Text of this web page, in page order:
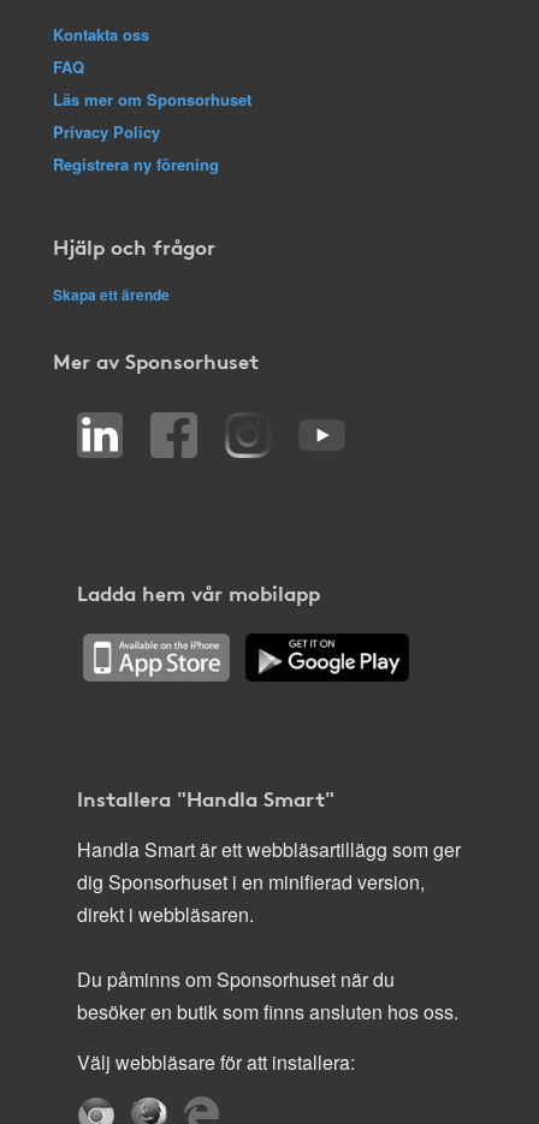
Kontakta oss
FAQ
Läs mer om Sponsorhuset
Privacy Policy
Registrera ny förening
Hjälp och frågor
Skapa ett ärende
Mer av Sponsorhuset
Ladda hem vår mobilapp
Installera "Handla Smart"
Handla Smart är ett webbläsartillägg som ger
dig Sponsorhuset i en minifierad version,
direkt i webbläsaren.
Du påminns om Sponsorhuset när du
besöker en butik som finns ansluten hos oss.
Välj webbläsare för att installera: